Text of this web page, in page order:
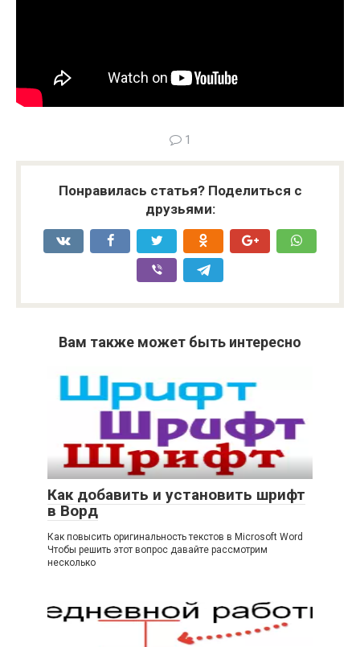
1
Понравилась статья? Поделиться с
друзьями:
Вам также может быть интересно
Как добавить и установить шрифт
в Ворд
Как повысить оригинальность текстов в Microsoft Word
Чтобы решить этот вопрос давайте рассмотрим
несколько